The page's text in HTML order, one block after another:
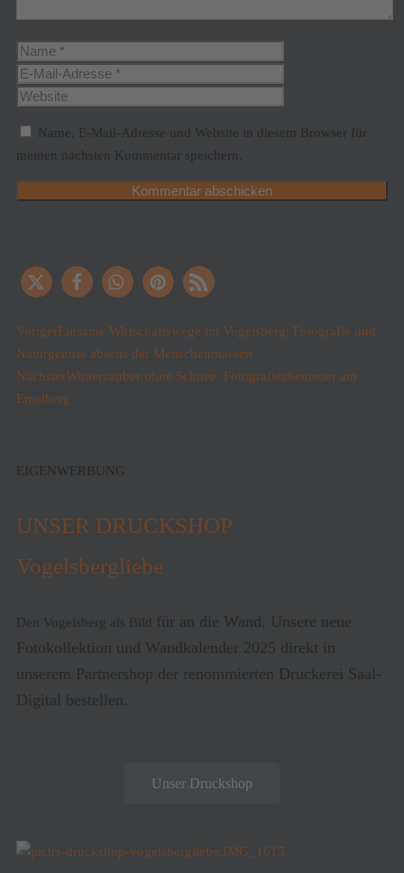
Name, E-Mail-Adresse und Website in diesem Browser für
meinen nächsten Kommentar speichern.
VorigerEinsame Wirtschaftswege im Vogelsberg: Fotografie und
Naturgenuss abseits der Menschenmassen
NächsterWinterzauber ohne Schnee: Fotografieabenteuer am
Ernstberg
EIGENWERBUNG
UNSER DRUCKSHOP
Vogelsbergliebe
Den Vogelsberg als Bild
für an die Wand. Unsere neue
Fotokollektion und Wandkalender 2025 direkt in
unserem Partnershop der renommierten Druckerei Saal-
Digital bestellen.
Unser Druckshop